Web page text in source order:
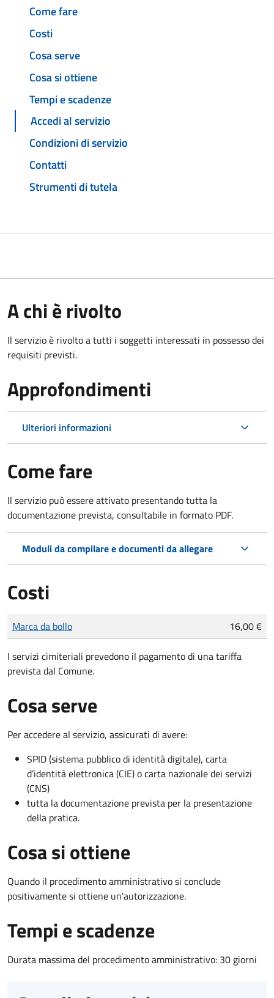
Come fare
Costi
Cosa serve
Cosa si ottiene
Tempi e scadenze
Accedi al servizio
Condizioni di servizio
Contatti
Strumenti di tutela
A chi è rivolto
Il servizio è rivolto a tutti i soggetti interessati in possesso dei
requisiti previsti.
Approfondimenti
Ulteriori informazioni
Come fare
Il servizio può essere attivato presentando tutta la
documentazione prevista, consultabile in formato PDF.
Moduli da compilare e documenti da allegare
Costi
Tipo di pagamento
Importo
Marca da bollo 16,00 €
I servizi cimiteriali prevedono il pagamento di una tariffa
prevista dal Comune.
Cosa serve
Per accedere al servizio, assicurati di avere:
SPID (sistema pubblico di identità digitale), carta
d’identità elettronica (CIE) o carta nazionale dei servizi
(CNS)
tutta la documentazione prevista per la presentazione
della pratica.
Cosa si ottiene
Quando il procedimento amministrativo si conclude
positivamente si ottiene un'autorizzazione.
Tempi e scadenze
Durata massima del procedimento amministrativo: 30 giorni